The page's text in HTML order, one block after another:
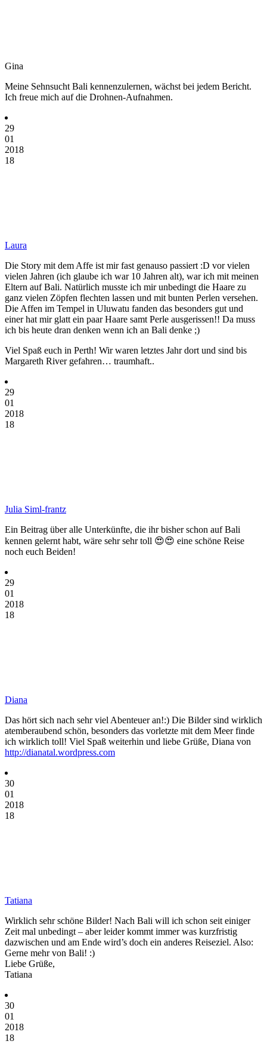
Gina
Meine Sehnsucht Bali kennenzulernen, wächst bei jedem Bericht.
Ich freue mich auf die Drohnen-Aufnahmen.
29
01
2018
18
Laura
Die Story mit dem Affe ist mir fast genauso passiert :D vor vielen
vielen Jahren (ich glaube ich war 10 Jahren alt), war ich mit meinen
Eltern auf Bali. Natürlich musste ich mir unbedingt die Haare zu
ganz vielen Zöpfen flechten lassen und mit bunten Perlen versehen.
Die Affen im Tempel in Uluwatu fanden das besonders gut und
einer hat mir glatt ein paar Haare samt Perle ausgerissen!! Da muss
ich bis heute dran denken wenn ich an Bali denke ;)
Viel Spaß euch in Perth! Wir waren letztes Jahr dort und sind bis
Margareth River gefahren… traumhaft..
29
01
2018
18
Julia Siml-frantz
Ein Beitrag über alle Unterkünfte, die ihr bisher schon auf Bali
kennen gelernt habt, wäre sehr sehr toll 😍😍 eine schöne Reise
noch euch Beiden!
29
01
2018
18
Diana
Das hört sich nach sehr viel Abenteuer an!:) Die Bilder sind wirklich
atemberaubend schön, besonders das vorletzte mit dem Meer finde
ich wirklich toll! Viel Spaß weiterhin und liebe Grüße, Diana von
http://dianatal.wordpress.com
30
01
2018
18
Tatiana
Wirklich sehr schöne Bilder! Nach Bali will ich schon seit einiger
Zeit mal unbedingt – aber leider kommt immer was kurzfristig
dazwischen und am Ende wird’s doch ein anderes Reiseziel. Also:
Gerne mehr von Bali! :)
Liebe Grüße,
Tatiana
30
01
2018
18